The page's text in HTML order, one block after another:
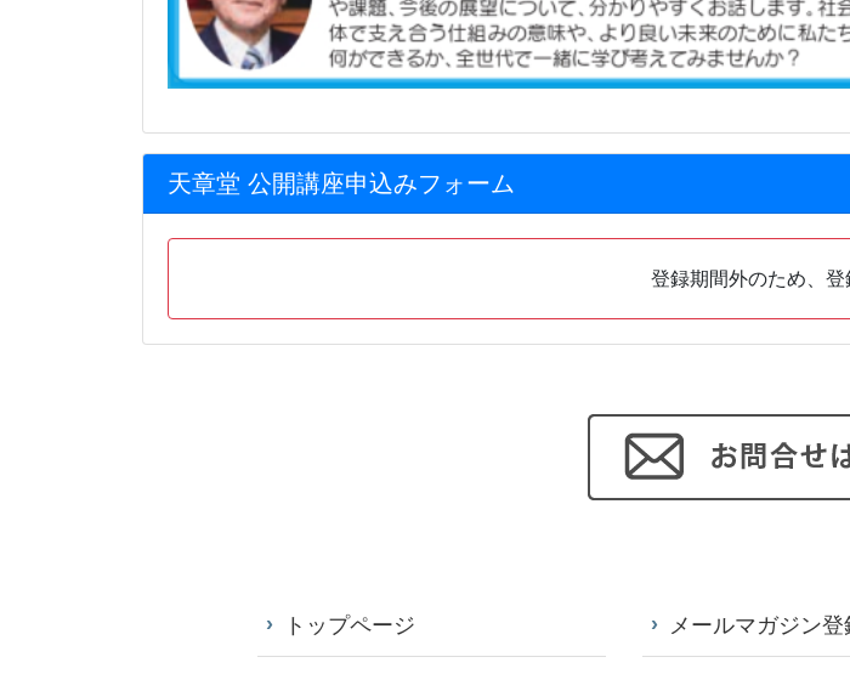
天章堂 公開講座申込みフォーム
登録期間外のため、登
トップページ メールマガジン登